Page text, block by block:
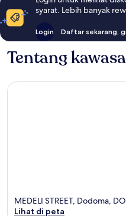
syarat. Lebih banyak
Login Daftar sekarang,
Tentang
MEDELI STREET, Dodoma,
Lihat di peta